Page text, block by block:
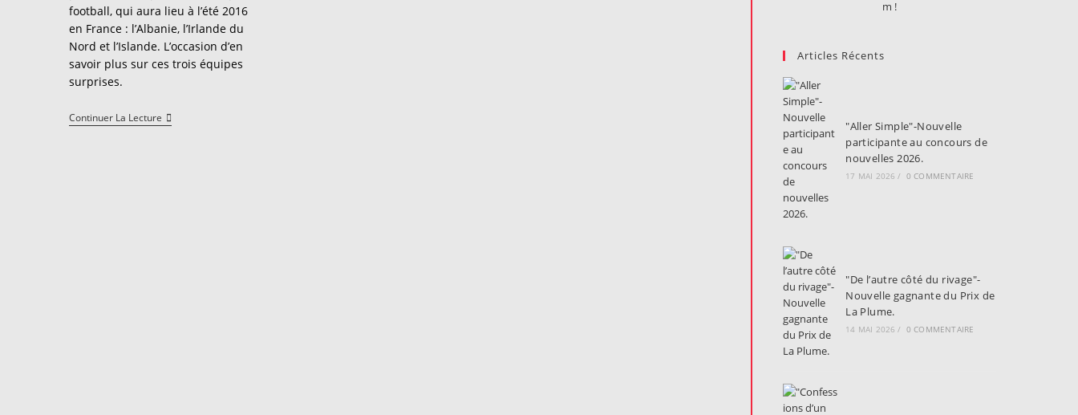
football, qui aura lieu à l’été 2016
en France : l’Albanie, l’Irlande du
Nord et l’Islande. L’occasion d’en
savoir plus sur ces trois équipes
surprises.
Continuer La LectureUn
Vent
Articles Récents
"Aller Simple"-Nouvelle
participante au concours de
nouvelles 2026.
17 MAI 2026 / 0 COMMENTAIRE
"De l’autre côté du rivage"-
Nouvelle gagnante du Prix de
La Plume.
14 MAI 2026 / 0 COMMENTAIRE